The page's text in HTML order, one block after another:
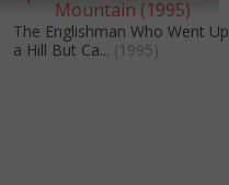
The Englishman Who Went Up
a Hill But Ca... (1995)